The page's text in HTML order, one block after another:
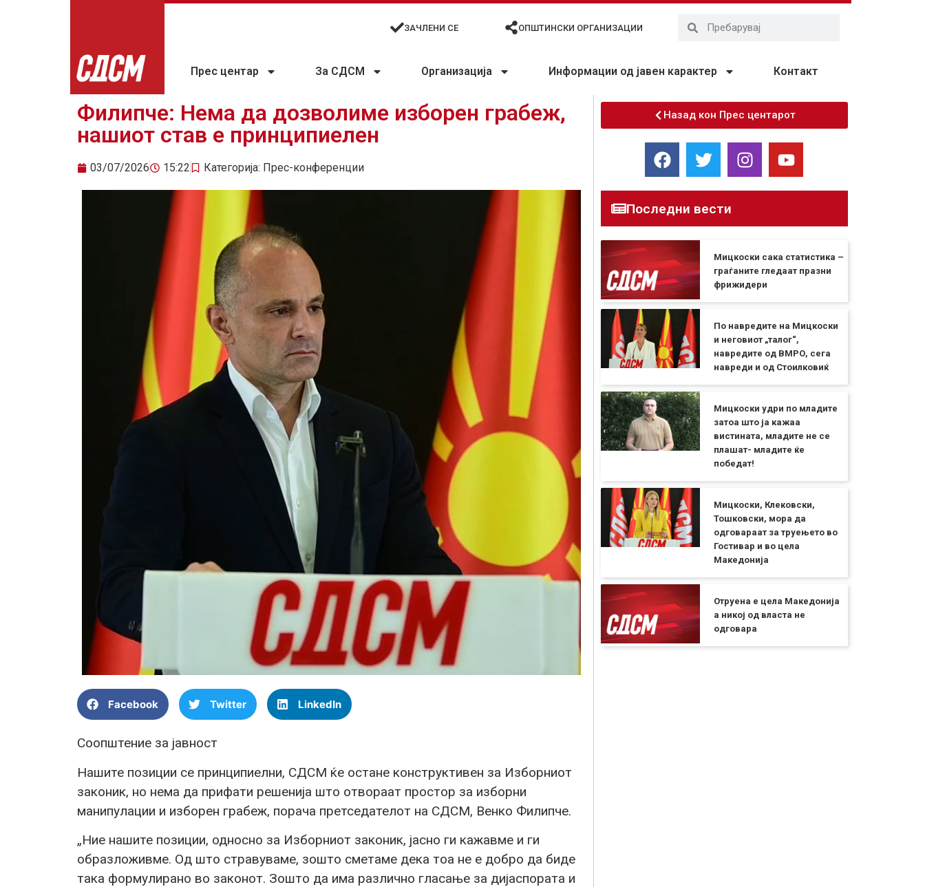
ЗАЧЛЕНИ СЕ ОПШТИНСКИ ОРГАНИЗАЦИИ
Прес центар За СДСМ Организација Информации од јавен карактер Контакт
Филипче: Нема да дозволиме изборен грабеж,
нашиот став е принципиелен
03/07/2026 15:22 Категорија: Прес-конференции
Facebook Twitter LinkedIn
Соопштение за јавност
Нашите позиции се принципиелни, СДСМ ќе остане конструктивен за Изборниот
законик, но нема да прифати решенија што отвораат простор за изборни
манипулации и изборен грабеж, порача претседателот на СДСМ, Венко Филипче.
„Ние нашите позиции, односно за Изборниот законик, јасно ги кажавме и ги
образложивме. Од што стравуваме, зошто сметаме дека тоа не е добро да биде
така формулирано во законот. Зошто да има различно гласање за дијаспората и
Назад кон Прес центарот
Последни вести
Мицкоски сака статистика –
граѓаните гледаат празни
фрижидери
По навредите на Мицкоски
и неговиот „талог“,
навредите од ВМРО, сега
навреди и од Стоилковиќ
Мицкоски удри по младите
затоа што ја кажаа
вистината, младите не се
плашат- младите ќе
победат!
Мицкоски, Клековски,
Тошковски, мора да
одговараат за труењето во
Гостивар и во цела
Македонија
Отруена е цела Македонија
а никој од власта не
одговара